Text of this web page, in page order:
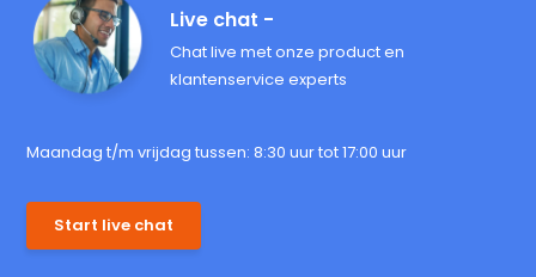
Live chat -
Chat live met onze product en
klantenservice experts
Maandag t/m vrijdag tussen: 8:30 uur tot 17:00 uur
Start live chat